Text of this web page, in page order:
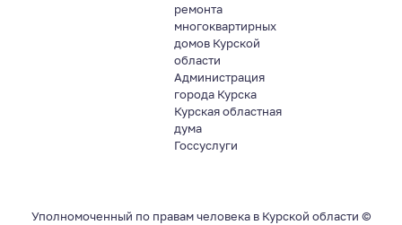
ремонта
многоквартирных
домов Курской
области
Администрация
города Курска
Курская областная
дума
Госсуслуги
Уполномоченный по правам человека в Курской области ©